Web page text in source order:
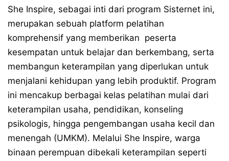
She Inspire, sebagai inti dari program Sisternet ini,
merupakan sebuah platform pelatihan
komprehensif yang memberikan peserta
kesempatan untuk belajar dan berkembang, serta
membangun keterampilan yang diperlukan untuk
menjalani kehidupan yang lebih produktif. Program
ini mencakup berbagai kelas pelatihan mulai dari
keterampilan usaha, pendidikan, konseling
psikologis, hingga pengembangan usaha kecil dan
menengah (UMKM). Melalui She Inspire, warga
binaan perempuan dibekali keterampilan seperti